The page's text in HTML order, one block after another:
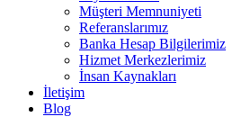
Müşteri Memnuniyeti
Referanslarımız
Banka Hesap Bilgilerimiz
Hizmet Merkezlerimiz
İnsan Kaynakları
İletişim
Blog